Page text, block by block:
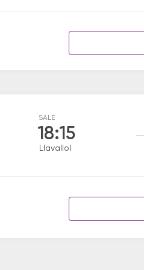
SALE
18:15
Llavallol